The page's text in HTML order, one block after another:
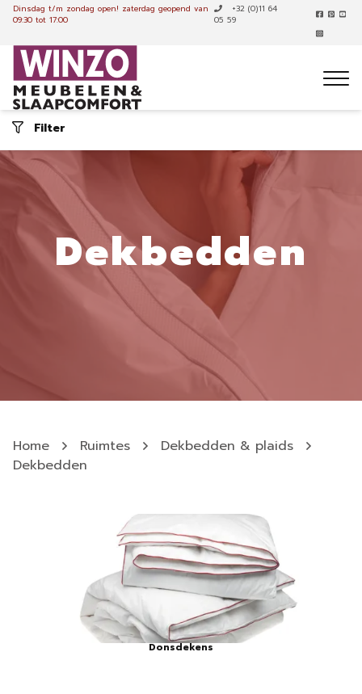
Dinsdag t/m zondag open! zaterdag geopend van
09:30 tot 17:00
+32 (0)11 64
05 59
Dekbedden
Home Ruimtes
Dekbedden & plaids
Dekbedden
Filter
Donsdekens